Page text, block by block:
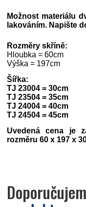
Možnost materiálu
lakováním. Napište
Rozměry skříně:
Hloubka = 60cm
Výška = 197cm
Šířka:
TJ 23004 = 30cm
TJ 23504 = 35cm
TJ 24004 = 40cm
TJ 24504 = 45cm
Uvedená cena je
rozměru 60 x 197 x